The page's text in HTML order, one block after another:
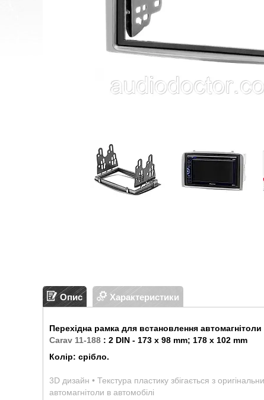
Опис Характеристики
Перехідна рамка для встановлення автомагнітоли
Carav 11-188 : 2 DIN - 173 x 98 mm; 178 x 102 mm
Колір: срібло.
3D дизайн • Текстура пластику збігається з
автомагнітоли в автомобілі